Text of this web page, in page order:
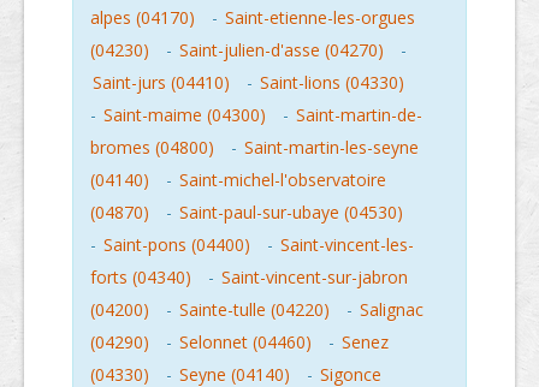
alpes (04170)
- Saint-etienne-les-orgues
(04230)
- Saint-julien-d'asse (04270)
-
Saint-jurs (04410)
- Saint-lions (04330)
- Saint-maime (04300) - Saint-martin-de-
bromes (04800)
- Saint-martin-les-seyne
(04140)
- Saint-michel-l'observatoire
(04870)
- Saint-paul-sur-ubaye (04530)
- Saint-pons (04400) - Saint-vincent-les-
forts (04340)
- Saint-vincent-sur-jabron
(04200)
- Sainte-tulle (04220) - Salignac
(04290)
- Selonnet (04460) - Senez
(04330)
- Seyne (04140) - Sigonce